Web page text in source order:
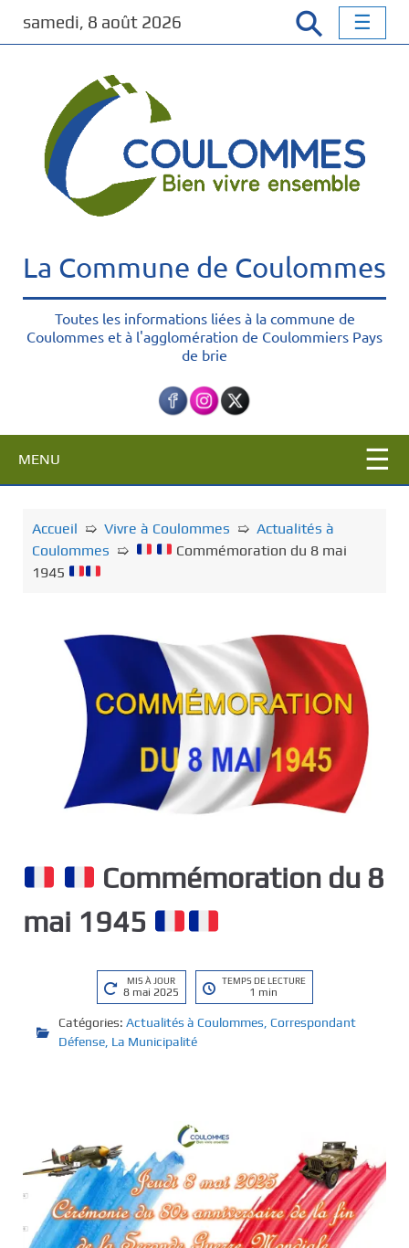
a
samedi, 8 août 2026
La Commune de Coulommes
Toutes les informations liées à la commune de
Coulommes et à l'agglomération de Coulommiers Pays
de brie
MENU
Accueil ➯ Vivre à Coulommes ➯ Actualités à
Coulommes ➯
Commémoration du 8 mai
1945
Commémoration du 8
mai 1945
MIS À JOUR
8 mai 2025
TEMPS DE LECTURE
1 min
Catégories: Actualités à Coulommes, Correspondant
Défense, La Municipalité